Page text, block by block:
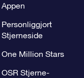
Appen
Personliggjort
Stjerneside
One Million Stars
OSR Stjerne-